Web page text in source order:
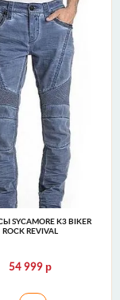
Rock Revival
K3 BIKER
ROCK REVIVAL
54 999р
Джинсы